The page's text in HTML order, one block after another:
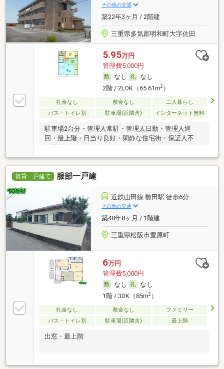
その他の交通
築22年3ヶ月 / 2階建
三重県多気郡明和町大字佐田
5.95万円
管理費5,000円
なし
なし
2階 / 2LDK（65.61m2）
礼金なし 敷金なし
二人暮らし
バス・トイレ別
駐車場(近隣含) インターネット無料
駐車場2台分・管理人常駐・管理人日勤・管理人巡
回・最上階・日当り良好・閑静な住宅街・保証人不要
賃貸一戸建て 服部一戸建
近鉄山田線 櫛田駅 徒歩6分
その他の交通
築48年8ヶ月 / 1階建
三重県松阪市豊原町
6万円
管理費5,000円
なし
なし
1階 / 3DK（85m2）
礼金なし 敷金なし
ファミリー
バス・トイレ別
駐車場(近隣含) 最上階
出窓・最上階